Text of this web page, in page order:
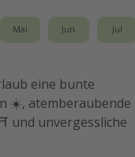
Mai Jun Jul
eine bunte
☀️, atemberaubende
und unvergessliche